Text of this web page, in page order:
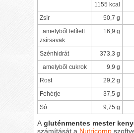
1155 kcal
Zsír
50,7 g
amelyből telített
zsírsavak
16,9 g
Szénhidrát 373,3 g
amelyből cukrok
9,9 g
Rost
29,2 g
Fehérje
37,5 g
Só
9,75 g
A gluténmentes mester
számítását a Nutricomp